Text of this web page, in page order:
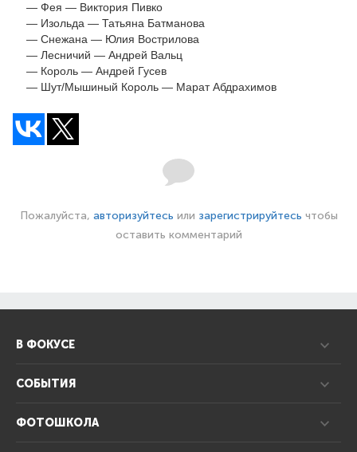
Фея — Виктория Пивко
Изольда — Татьяна Батманова
Снежана — Юлия Вострилова
Лесничий — Андрей Вальц
Король — Андрей Гусев
Шут/Мышиный Король — Марат Абдрахимов
Пожалуйста, авторизуйтесь или зарегистрируйтесь чтобы
оставить комментарий
В ФОКУСЕ
СОБЫТИЯ
ФОТОШКОЛА